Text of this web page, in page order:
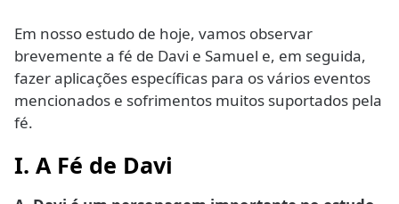
Em nosso estudo de hoje, vamos observar
brevemente a fé de Davi e Samuel e, em seguida,
fazer aplicações específicas para os vários eventos
mencionados e sofrimentos muitos suportados pela
fé.
I. A Fé de Davi